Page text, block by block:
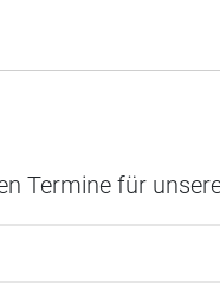
Termine für